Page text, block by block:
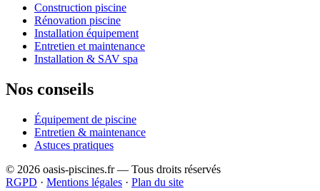
Construction piscine
Rénovation piscine
Installation équipement
Entretien et maintenance
Installation & SAV spa
Nos conseils
Équipement de piscine
Entretien & maintenance
Astuces pratiques
© 2026 oasis-piscines.fr — Tous droits réservés
RGPD · Mentions légales · Plan du site